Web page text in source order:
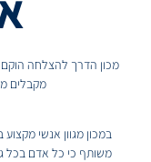
מקבלים
במכון מגוון אנשי מקצוע
משותף כי כל אדם בכל